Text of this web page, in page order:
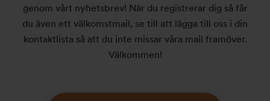
genom vårt nyhetsbrev! När du registrerar dig så får
du även ett välkomstmail, se till att lägga till oss i din
kontaktlista så att du inte missar våra mail framöver.
Välkommen!